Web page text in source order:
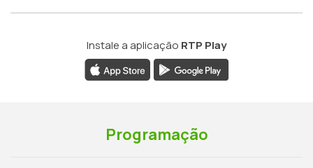
Instale a aplicação RTP Play
Programação